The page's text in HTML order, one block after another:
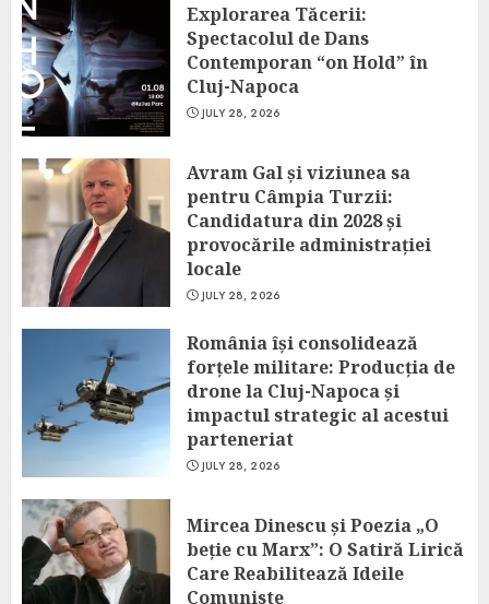
Explorarea Tăcerii:
Spectacolul de Dans
Contemporan “on Hold” în
Cluj-Napoca
JULY 28, 2026
Avram Gal și viziunea sa
pentru Câmpia Turzii:
Candidatura din 2028 și
provocările administrației
locale
JULY 28, 2026
România își consolidează
forțele militare: Producția de
drone la Cluj-Napoca și
impactul strategic al acestui
parteneriat
JULY 28, 2026
Mircea Dinescu și Poezia „O
beție cu Marx”: O Satiră Lirică
Care Reabilitează Ideile
Comuniste